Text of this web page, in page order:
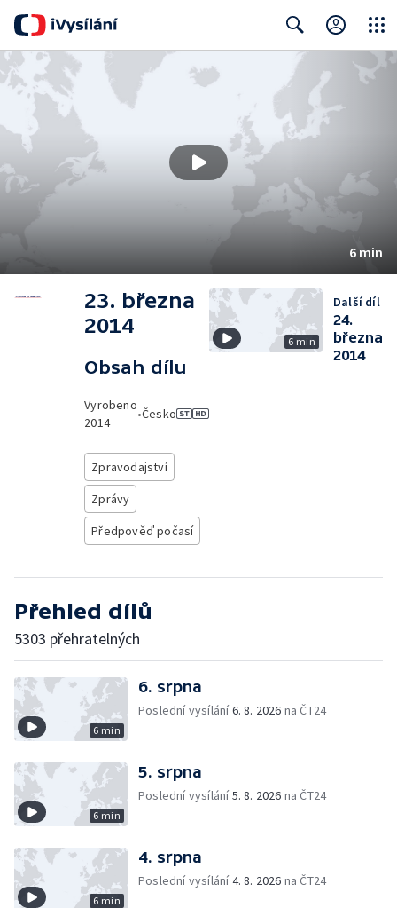
Search
6 min
23. března
2014
Obsah dílu
Vyrobeno
2014
•Česko
Zpravodajství
Zprávy
Předpověď počasí
6 min
Další díl
24.
března
2014
Přehled dílů
5303 přehratelných
6 min
6. srpna
Poslední vysílání6. 8. 2026 na ČT24
6 min
5. srpna
Poslední vysílání5. 8. 2026 na ČT24
6 min
4. srpna
Poslední vysílání4. 8. 2026 na ČT24